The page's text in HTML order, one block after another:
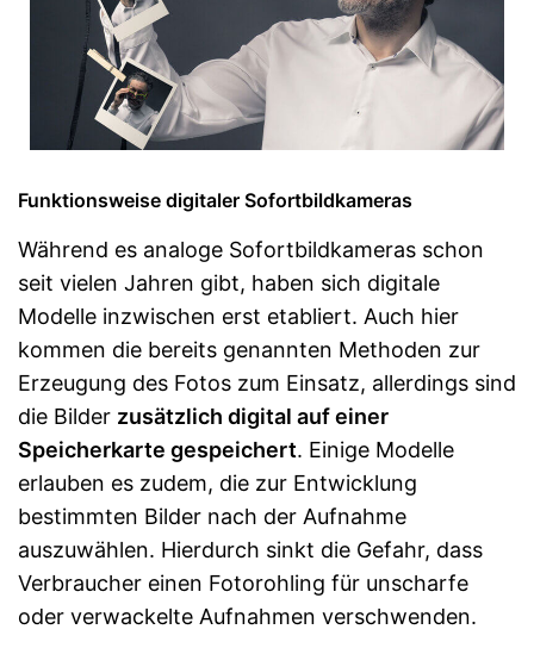
Funktionsweise digitaler Sofortbildkameras
Während es analoge Sofortbildkameras schon
seit vielen Jahren gibt, haben sich digitale
Modelle inzwischen erst etabliert. Auch hier
kommen die bereits genannten Methoden zur
Erzeugung des Fotos zum Einsatz, allerdings sind
die Bilder zusätzlich digital auf einer
Speicherkarte gespeichert. Einige Modelle
erlauben es zudem, die zur Entwicklung
bestimmten Bilder nach der Aufnahme
auszuwählen. Hierdurch sinkt die Gefahr, dass
Verbraucher einen Fotorohling für unscharfe
oder verwackelte Aufnahmen verschwenden.